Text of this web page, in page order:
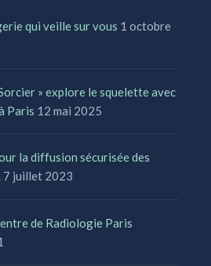
qui veille sur vous 1 octobre
» explore le squelette avec
Paris 12 mai 2025
la diffusion sécurisée des
7 juillet 2023
de Radiologie Paris